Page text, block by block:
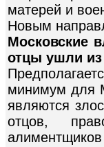
матерей и
Новым
Московские
отцы ушли из
минимум для
являются
отцов,